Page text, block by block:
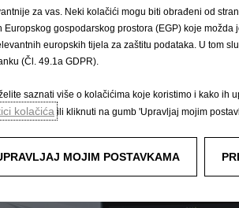
i pouzdanom baterijom,
posao.
za vas. Neki kolačići mogu biti obrađeni od
Europskog gospodarskog prostora (EGP) koje
europskih tijela za zaštitu podataka. U tom
(Čl. 49.1a GDPR).
saznati više o kolačićima koje koristimo i kako ih
kolačića ili kliknuti na gumb 'Upravljaj mojim
UPRAVLJAJ MOJIM POSTAVKAMA